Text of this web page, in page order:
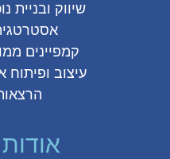
שיווק ובניית
אסטרטגיה
קמפיינים
עיצוב ופיתוח
הרצאות
אודות